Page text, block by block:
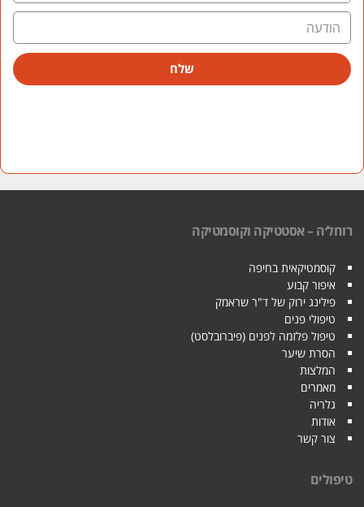
שלח
רוחל׳ה – אסטטיקה וקוסמטיקה
קוסמטיקאית בחיפה
איפור קבוע
פילינג ירוק של ד"ר שראמק
טיפולי פנים
טיפול פלזמה לפנים (פיברובלסט)
הסרת שיער
המלצות
מאמרים
גלריה
אודות
צור קשר
טיפולים